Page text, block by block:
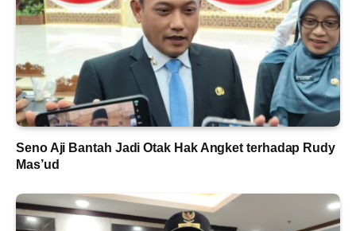
Seno Aji Bantah Jadi Otak Hak Angket terhadap Rudy
Mas’ud